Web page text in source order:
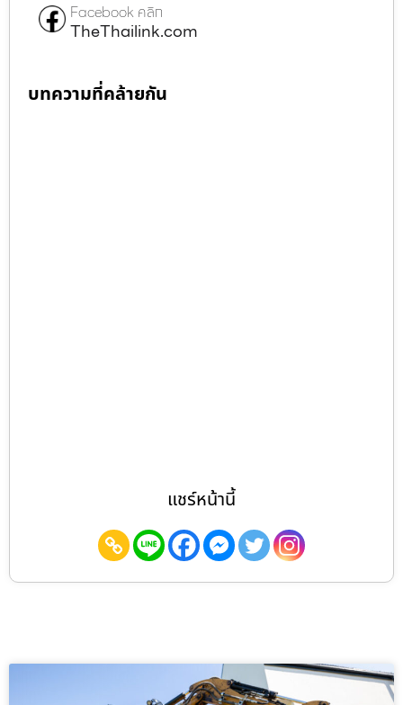
Facebook คลิก
TheThailink.com
บทความที่คล้ายกัน
แชร์หน้านี้